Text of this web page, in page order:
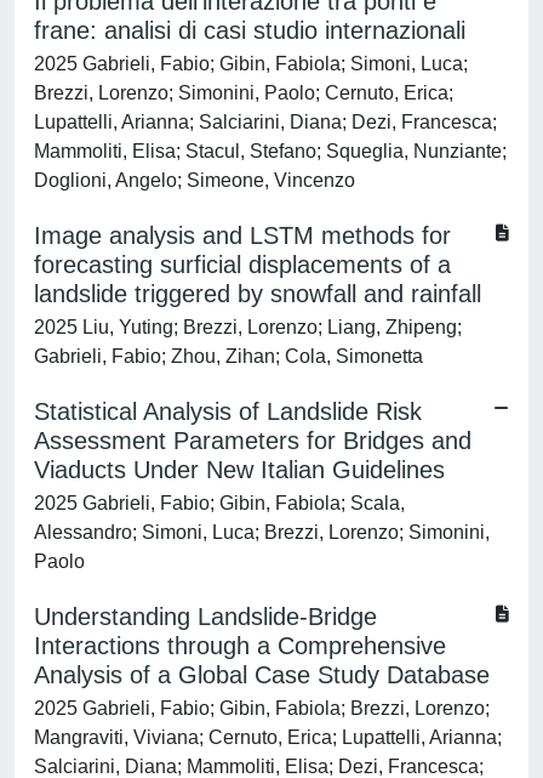
frane: analisi di casi studio internazionali
2025 Gabrieli, Fabio; Gibin, Fabiola; Simoni, Luca;
Brezzi, Lorenzo; Simonini, Paolo; Cernuto, Erica;
Lupattelli, Arianna; Salciarini, Diana; Dezi, Francesca;
Mammoliti, Elisa; Stacul, Stefano; Squeglia, Nunziante;
Doglioni, Angelo; Simeone, Vincenzo
Image analysis and LSTM methods for
forecasting surficial displacements of a
landslide triggered by snowfall and rainfall
2025 Liu, Yuting; Brezzi, Lorenzo; Liang, Zhipeng;
Gabrieli, Fabio; Zhou, Zihan; Cola, Simonetta
Statistical Analysis of Landslide Risk
Assessment Parameters for Bridges and
Viaducts Under New Italian Guidelines
2025 Gabrieli, Fabio; Gibin, Fabiola; Scala,
Alessandro; Simoni, Luca; Brezzi, Lorenzo; Simonini,
Paolo
Understanding Landslide-Bridge
Interactions through a Comprehensive
Analysis of a Global Case Study Database
2025 Gabrieli, Fabio; Gibin, Fabiola; Brezzi, Lorenzo;
Mangraviti, Viviana; Cernuto, Erica; Lupattelli, Arianna;
Salciarini, Diana; Mammoliti, Elisa; Dezi, Francesca;